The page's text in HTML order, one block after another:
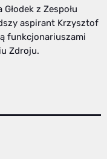
z Zespołu
aspirant Krzysztof
funkcjonariuszami
Zdroju.